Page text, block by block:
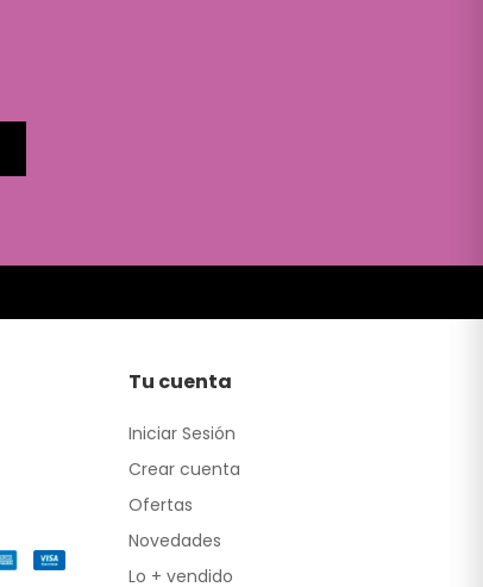
Tu cuenta
Iniciar Sesión
Crear cuenta
Ofertas
Novedades
Lo + vendido